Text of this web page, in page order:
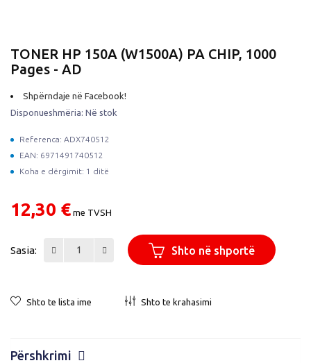
TONER HP 150A (W1500A) PA CHIP, 1000
Pages - AD
Shpërndaje në Facebook!
Disponueshmëria: Në stok
Referenca: ADX740512
EAN: 6971491740512
Koha e dërgimit: 1 ditë
12,30 € me TVSH
Sasia: Shto në shportë
Shto te lista ime Shto te krahasimi
Përshkrimi